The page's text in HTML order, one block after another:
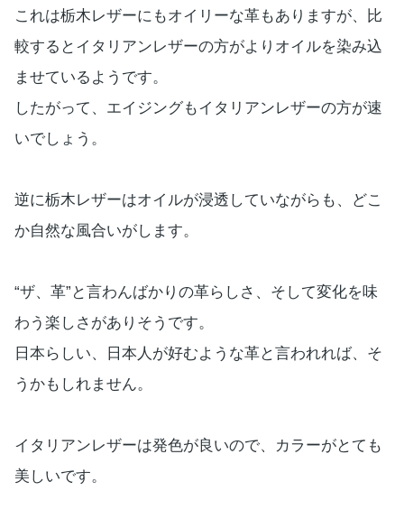
これは栃木レザーにもオイリーな革もありますが、比
較するとイタリアンレザーの方がよりオイルを染み込
ませているようです。
したがって、エイジングもイタリアンレザーの方が速
いでしょう。
逆に栃木レザーはオイルが浸透していながらも、どこ
か自然な風合いがします。
“ザ、革”と言わんばかりの革らしさ、そして変化を味
わう楽しさがありそうです。
日本らしい、日本人が好むような革と言われれば、そ
うかもしれません。
イタリアンレザーは発色が良いので、カラーがとても
美しいです。